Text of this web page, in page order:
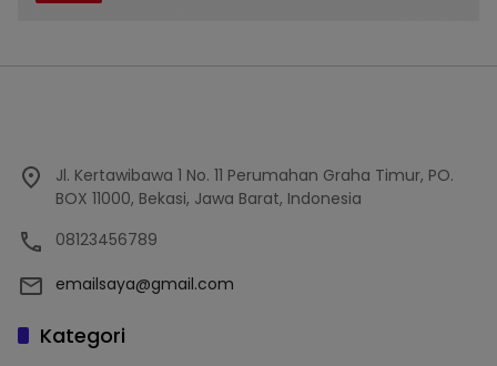
Jl. Kertawibawa 1 No. 11 Perumahan Graha Timur, PO.
BOX 11000, Bekasi, Jawa Barat, Indonesia
08123456789
emailsaya@gmail.com
Kategori